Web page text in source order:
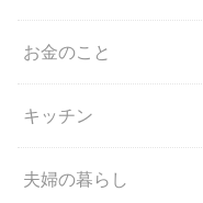
お金のこと
キッチン
夫婦の暮らし